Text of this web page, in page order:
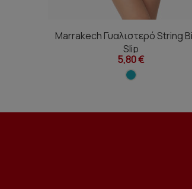
Marrakech Γυαλιστερό String
Slip
5,80 €